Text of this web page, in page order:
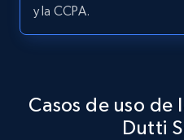
y la CCPA.
Casos de uso de
Dutti